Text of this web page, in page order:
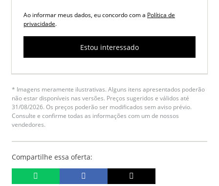
Ao informar meus dados, eu concordo com a Política de
privacidade.
Estou interessado
* Imagens meramente ilustrativas. Alguns itens apresentados poderão
não estar disponíveis nas versões. Preços sugeridos e válidos até
31/08/2026. Os preços poderão ser modificados sem aviso prévio.
Consulte e confirme todas as informações com um de nossos
vendedores.
Compartilhe essa oferta: